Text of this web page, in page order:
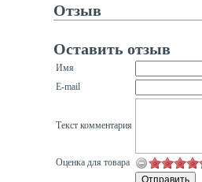
Отзыв
Оставить отзыв
Имя
E-mail
Текст комментария
Оценка для товара